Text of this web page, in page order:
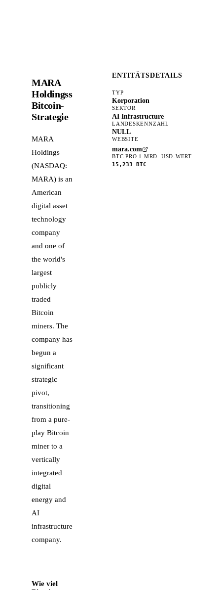
MARA
Holdingss
Bitcoin-
Strategie
MARA
Holdings
(NASDAQ:
MARA) is an
American
digital asset
technology
company
and one of
the world's
largest
publicly
traded
Bitcoin
miners. The
company has
begun a
significant
strategic
pivot,
transitioning
from a pure-
play Bitcoin
miner to a
vertically
integrated
digital
energy and
AI
infrastructure
company.
Wie viel
ENTITÄTSDETAILS
TYP
Korporation
SEKTOR
AI Infrastructure
LANDESKENNZAHL
NULL
WEBSITE
mara.com
BTC PRO 1 MRD. USD-WERT
15,233 BTC